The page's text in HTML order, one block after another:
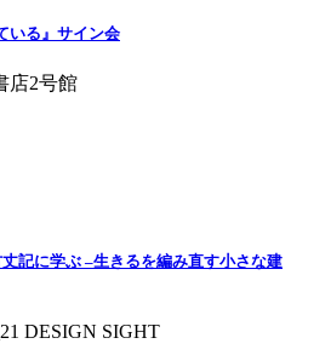
いる』サイン会
店2号館
記に学ぶ –生きるを編み直す小さな建
DESIGN SIGHT